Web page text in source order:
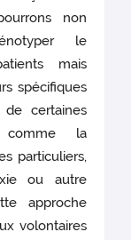
non
le
mais
spécifiques
certaines
comme la
particuliers,
ou autre
approche
volontaires